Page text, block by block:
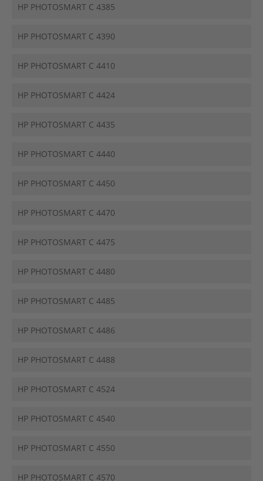
HP PHOTOSMART C 4385
HP PHOTOSMART C 4390
HP PHOTOSMART C 4410
HP PHOTOSMART C 4424
HP PHOTOSMART C 4435
HP PHOTOSMART C 4440
HP PHOTOSMART C 4450
HP PHOTOSMART C 4470
HP PHOTOSMART C 4475
HP PHOTOSMART C 4480
HP PHOTOSMART C 4485
HP PHOTOSMART C 4486
HP PHOTOSMART C 4488
HP PHOTOSMART C 4524
HP PHOTOSMART C 4540
HP PHOTOSMART C 4550
HP PHOTOSMART C 4570